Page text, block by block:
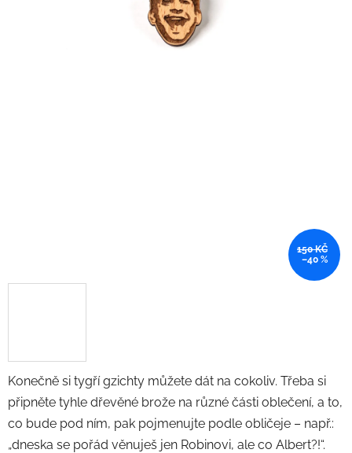
Konečně si tygří gzichty můžete dát na cokoliv. Třeba si
připněte tyhle dřevěné brože na různé části oblečení, a to,
co bude pod ním, pak pojmenujte podle obličeje – např.:
„dneska se pořád věnuješ jen Robinovi, ale co Albert?!“.
150 KČ
–40 %